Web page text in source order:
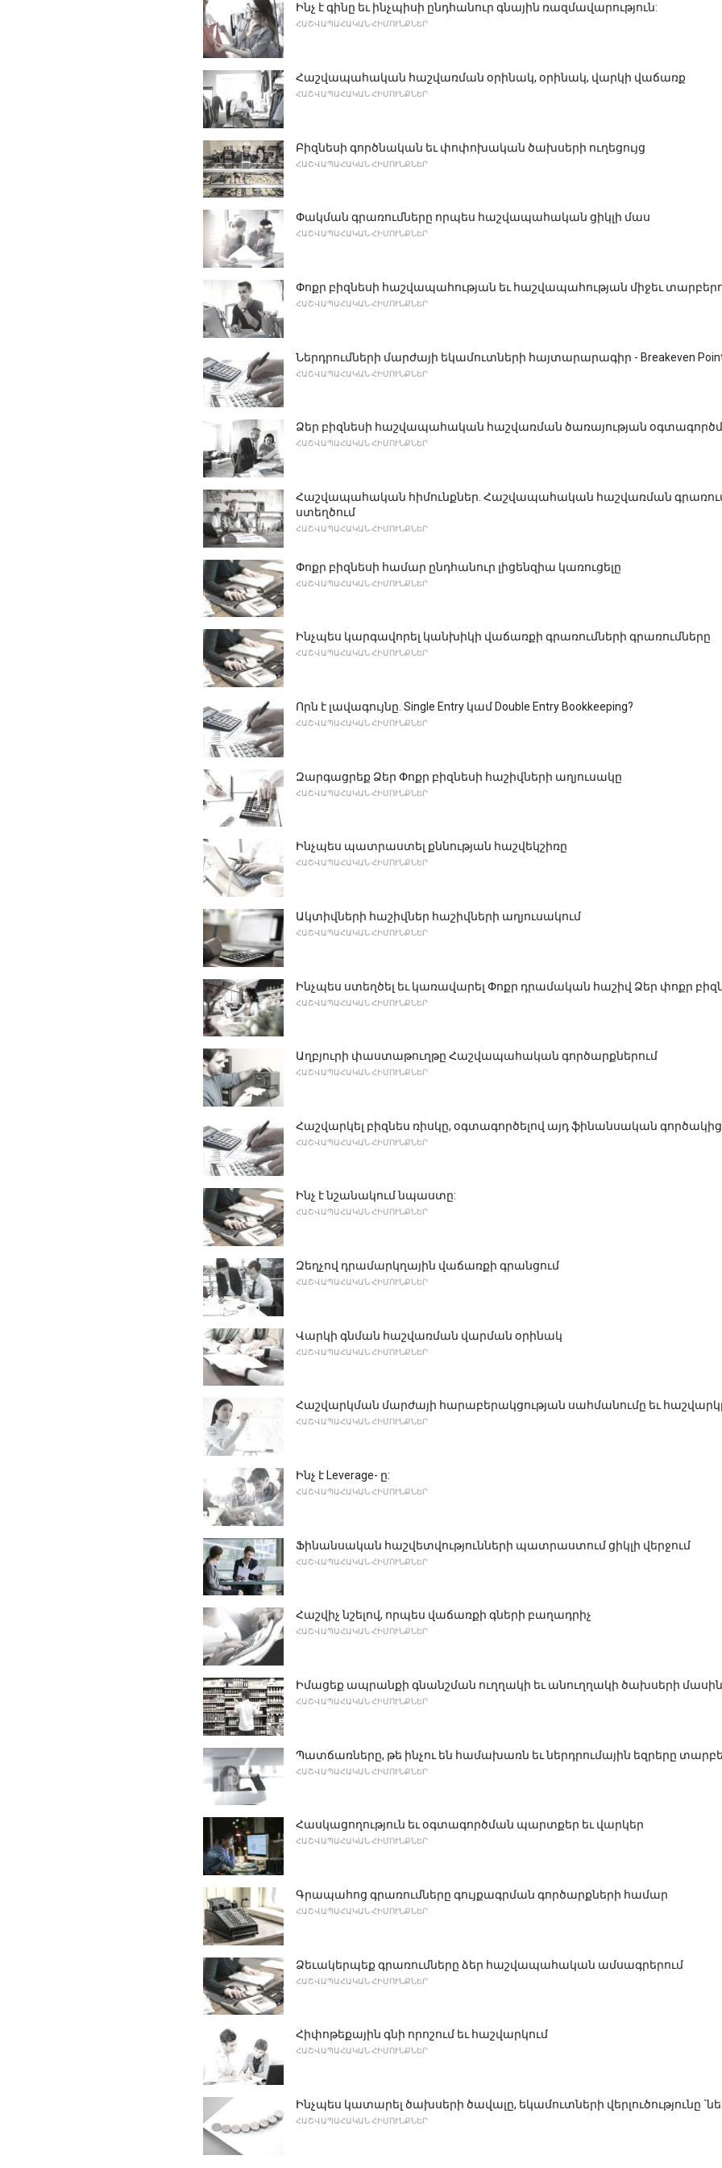
Ինչ է գինը եւ ինչպիսի ընդհանուր գնային ռազմավարություն:
ՀԱՇՎԱՊԱՀԱԿԱՆ ՀԻՄՈՒՆՔՆԵՐ
Հաշվապահական հաշվառման օրինակ, օրինակ, վարկի վաճառք
ՀԱՇՎԱՊԱՀԱԿԱՆ ՀԻՄՈՒՆՔՆԵՐ
Բիզնեսի գործնական եւ փոփոխական ծախսերի ուղեցույց
ՀԱՇՎԱՊԱՀԱԿԱՆ ՀԻՄՈՒՆՔՆԵՐ
Փակման գրառումները որպես հաշվապահական ցիկլի մաս
ՀԱՇՎԱՊԱՀԱԿԱՆ ՀԻՄՈՒՆՔՆԵՐ
Փոքր բիզնեսի հաշվապահության եւ հաշվապահության միջեւ
ՀԱՇՎԱՊԱՀԱԿԱՆ ՀԻՄՈՒՆՔՆԵՐ
Ներդրումների մարժայի եկամուտների հայտարարագիր - Breakeven Point
ՀԱՇՎԱՊԱՀԱԿԱՆ ՀԻՄՈՒՆՔՆԵՐ
Ձեր բիզնեսի հաշվապահական հաշվառման ծառայության
ՀԱՇՎԱՊԱՀԱԿԱՆ ՀԻՄՈՒՆՔՆԵՐ
Հաշվապահական հիմունքներ. Հաշվապահական հաշվառման
ստեղծում
ՀԱՇՎԱՊԱՀԱԿԱՆ ՀԻՄՈՒՆՔՆԵՐ
Փոքր բիզնեսի համար ընդհանուր լիցենզիա կառուցելը
ՀԱՇՎԱՊԱՀԱԿԱՆ ՀԻՄՈՒՆՔՆԵՐ
Ինչպես կարգավորել կանխիկի վաճառքի գրառումների գրառումները
ՀԱՇՎԱՊԱՀԱԿԱՆ ՀԻՄՈՒՆՔՆԵՐ
Որն է լավագույնը. Single Entry կամ Double Entry Bookkeeping?
ՀԱՇՎԱՊԱՀԱԿԱՆ ՀԻՄՈՒՆՔՆԵՐ
Զարգացրեք Ձեր Փոքր բիզնեսի հաշիվների աղյուսակը
ՀԱՇՎԱՊԱՀԱԿԱՆ ՀԻՄՈՒՆՔՆԵՐ
Ինչպես պատրաստել քննության հաշվեկշիռը
ՀԱՇՎԱՊԱՀԱԿԱՆ ՀԻՄՈՒՆՔՆԵՐ
Ակտիվների հաշիվներ հաշիվների աղյուսակում
ՀԱՇՎԱՊԱՀԱԿԱՆ ՀԻՄՈՒՆՔՆԵՐ
Ինչպես ստեղծել եւ կառավարել Փոքր դրամական հաշիվ Ձեր փոքր
ՀԱՇՎԱՊԱՀԱԿԱՆ ՀԻՄՈՒՆՔՆԵՐ
Աղբյուրի փաստաթուղթը Հաշվապահական գործարքներում
ՀԱՇՎԱՊԱՀԱԿԱՆ ՀԻՄՈՒՆՔՆԵՐ
Հաշվարկել բիզնես ռիսկը, օգտագործելով այդ ֆինանսական
ՀԱՇՎԱՊԱՀԱԿԱՆ ՀԻՄՈՒՆՔՆԵՐ
Ինչ է նշանակում նպաստը:
ՀԱՇՎԱՊԱՀԱԿԱՆ ՀԻՄՈՒՆՔՆԵՐ
Զեղչով դրամարկղային վաճառքի գրանցում
ՀԱՇՎԱՊԱՀԱԿԱՆ ՀԻՄՈՒՆՔՆԵՐ
Վարկի գնման հաշվառման վարման օրինակ
ՀԱՇՎԱՊԱՀԱԿԱՆ ՀԻՄՈՒՆՔՆԵՐ
Հաշվարկման մարժայի հարաբերակցության սահմանումը եւ
ՀԱՇՎԱՊԱՀԱԿԱՆ ՀԻՄՈՒՆՔՆԵՐ
Ինչ է Leverage- ը:
ՀԱՇՎԱՊԱՀԱԿԱՆ ՀԻՄՈՒՆՔՆԵՐ
Ֆինանսական հաշվետվությունների պատրաստում ցիկլի վերջում
ՀԱՇՎԱՊԱՀԱԿԱՆ ՀԻՄՈՒՆՔՆԵՐ
Հաշվիչ նշելով, որպես վաճառքի գների բաղադրիչ
ՀԱՇՎԱՊԱՀԱԿԱՆ ՀԻՄՈՒՆՔՆԵՐ
Իմացեք ապրանքի գնանշման ուղղակի եւ անուղղակի ծախսերի մասին
ՀԱՇՎԱՊԱՀԱԿԱՆ ՀԻՄՈՒՆՔՆԵՐ
Պատճառները, թե ինչու են համախառն եւ ներդրումային եզրերը
ՀԱՇՎԱՊԱՀԱԿԱՆ ՀԻՄՈՒՆՔՆԵՐ
Հասկացողություն եւ օգտագործման պարտքեր եւ վարկեր
ՀԱՇՎԱՊԱՀԱԿԱՆ ՀԻՄՈՒՆՔՆԵՐ
Գրապահոց գրառումները գույքագրման գործարքների համար
ՀԱՇՎԱՊԱՀԱԿԱՆ ՀԻՄՈՒՆՔՆԵՐ
Ձեւակերպեք գրառումները ձեր հաշվապահական ամսագրերում
ՀԱՇՎԱՊԱՀԱԿԱՆ ՀԻՄՈՒՆՔՆԵՐ
Հիփոթեքային գնի որոշում եւ հաշվարկում
ՀԱՇՎԱՊԱՀԱԿԱՆ ՀԻՄՈՒՆՔՆԵՐ
Ինչպես կատարել ծախսերի ծավալը, եկամուտների վերլուծությունը
ՀԱՇՎԱՊԱՀԱԿԱՆ ՀԻՄՈՒՆՔՆԵՐ